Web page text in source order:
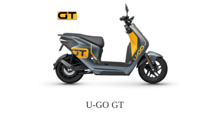
U-GO GT